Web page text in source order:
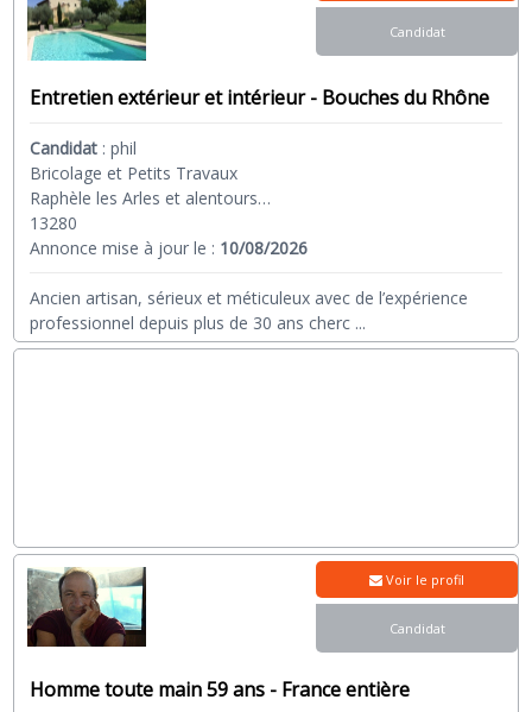
Entretien extérieur et intérieur - Bouches du Rhône
Candidat :phil
Bricolage et Petits Travaux
Raphèle les Arles et alentours…
13280
Annonce mise à jour le : 10/08/2026
Ancien artisan, sérieux et méticuleux avec de l’expérience
professionnel depuis plus de 30 ans cherc ...
Candidat
Homme toute main 59 ans - France entière
Voir le profil
Candidat